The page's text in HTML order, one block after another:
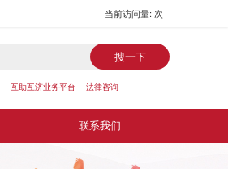
当前访问量:次
搜一下
互助互济业务平台 法律咨询
联系我们